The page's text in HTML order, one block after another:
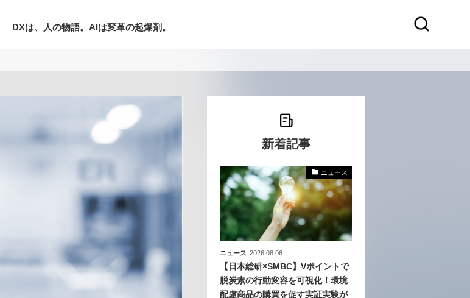
DXは、人の物語。AIは変革の起爆剤。
ニュース
日本オムニチャネル協会
個人情報保護法について
現在開催予定のセミナー
【8/6開催】AIエージェント時代、日本企
業は何から始めるべきか。〜シリコンバ
レーAX最新潮流から学ぶ〜
新着記事
ニュース
ニュース 2026.08.06
【日本総研×SMBC】Vポイントで
脱炭素の行動変容を可視化！環境
配慮商品の購買を促す実証実験が